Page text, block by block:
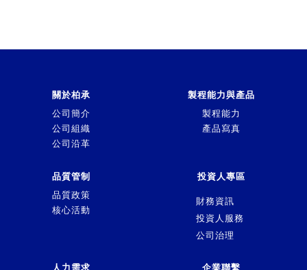
關於柏承
公司簡介
公司組織
公司沿革
製程能力與產品
製程能力
產品寫真
品質管制
品質政策
核心活動
投資人專區
財務資訊
投資人服務
公司治理
人力需求 企業聯繫